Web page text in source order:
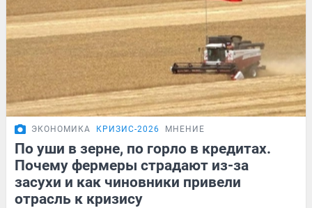
ЭКОНОМИКА КРИЗИС-2026 МНЕНИЕ
По уши в зерне, по горло в кредитах.
Почему фермеры страдают из-за
засухи и как чиновники привели
отрасль к кризису